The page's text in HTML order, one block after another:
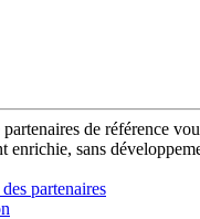
de référence
enrichie, sans
partenaires